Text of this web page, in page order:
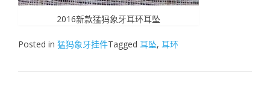
2016新款猛犸象牙耳环耳坠
Posted in 猛犸象牙挂件Tagged 耳坠, 耳环